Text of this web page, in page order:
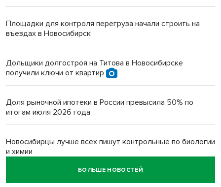
Площадки для контроля перегруза начали строить на
въездах в Новосибирск
Дольщики долгостроя на Титова в Новосибирске
получили ключи от квартир
Доля рыночной ипотеки в России превысила 50% по
итогам июля 2026 года
Новосибирцы лучше всех пишут контрольные по биологии
и химии
Нейросеть для диагностики депрессии в крови создали в
БОЛЬШЕ НОВОСТЕЙ